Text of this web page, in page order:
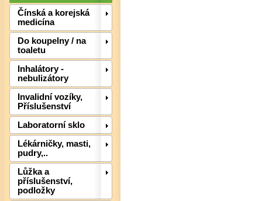
Čínská a korejská
medicína
Do koupelny / na
toaletu
Inhalátory -
nebulizátory
Invalidní vozíky,
Příslušenství
Laboratorní sklo
Lékárničky, masti,
pudry,..
Lůžka a
příslušenství,
podložky